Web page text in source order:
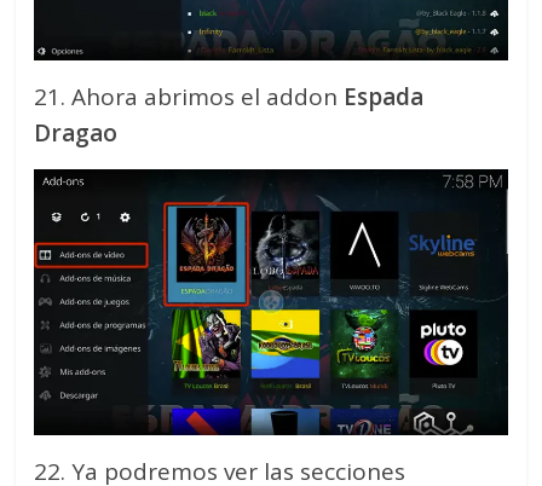
21. Ahora abrimos el addon Espada
Dragao
22. Ya podremos ver las secciones